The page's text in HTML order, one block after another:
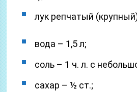
лук репчатый
вода – 1,5 л;
соль – 1 ч. л. с
сахар – ½ ст.;